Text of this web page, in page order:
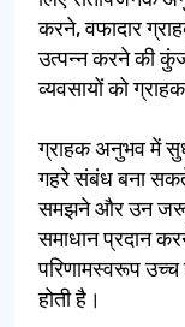
करने, वफादार
उत्पन्न करने की
व्यवसायों को
ग्राहक अनुभव में
गहरे संबंध बना
समझने और उन
समाधान प्रदान
परिणामस्वरूप उच्च
होती है।